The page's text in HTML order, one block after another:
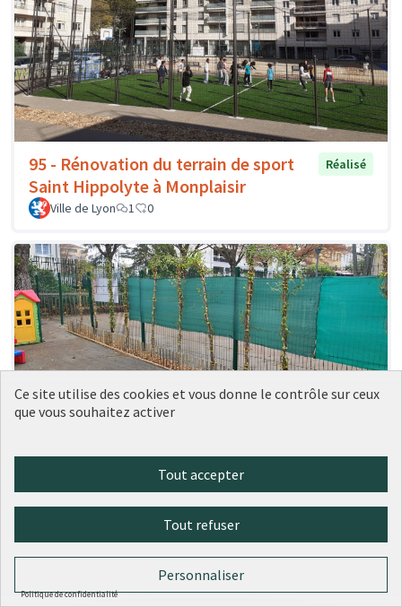
95 - Rénovation du terrain de sport
Saint Hippolyte à Monplaisir
Réalisé
Ville de Lyon 1 0
Popy
Ce site utilise des cookies et vous donne le contrôle sur ceux
que vous souhaitez activer
Tout accepter
Tout refuser
Personnaliser
Politique de confidentialité